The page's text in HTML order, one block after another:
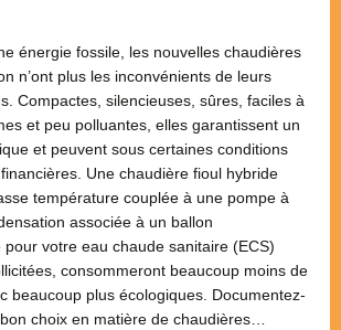
énergie fossile, les nouvelles chaudières
n’ont plus les inconvénients de leurs
Compactes, silencieuses, sûres, faciles à
et peu polluantes, elles garantissent un
et peuvent sous certaines conditions
Une chaudière fioul hybride
température couplée à une pompe à
associée à un ballon
votre eau chaude sanitaire (ECS)
consommeront beaucoup moins de
beaucoup plus écologiques. Documentez-
choix en matière de chaudières…